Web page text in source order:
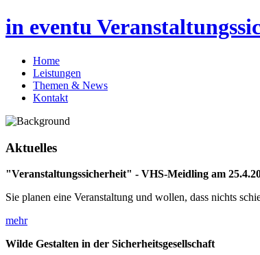
in eventu
Home
Leistungen
Themen & News
Kontakt
Aktuelles
"Veranstaltungssicherheit" - VHS-Meidling am
Sie planen eine Veranstaltung und wollen, dass nichts
mehr
Wilde Gestalten in der Sicherheitsgesellschaft